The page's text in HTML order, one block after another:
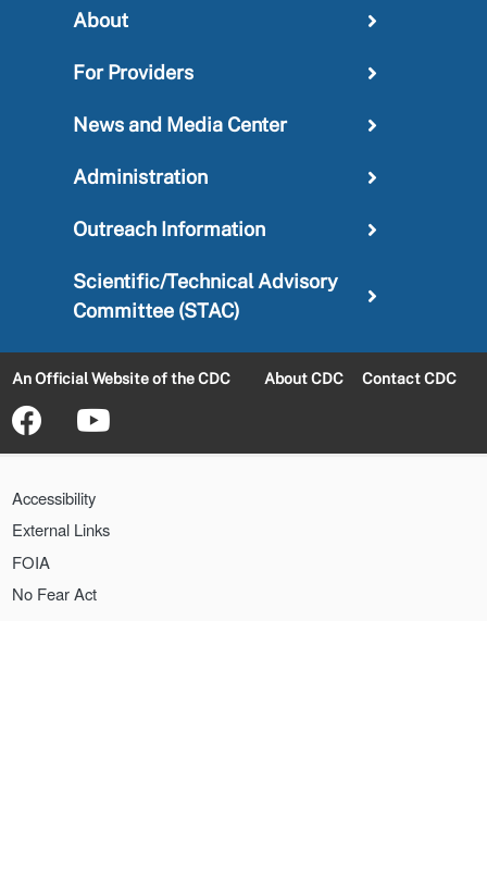
About
For Providers
News and Media Center
Administration
Outreach Information
Scientific/Technical Advisory
Committee (STAC)
An Official Website of the CDC About CDC Contact CDC
Accessibility
External Links
FOIA
No Fear Act